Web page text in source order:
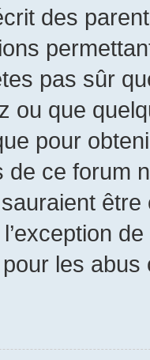
des
pas sûr
ou que
pour
de ce forum
les